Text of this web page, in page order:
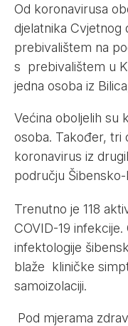
Od koronavirusa
djelatnika Cvjetnog
prebivalištem na
s prebivalištem u
jedna osoba iz
Većina oboljelih su
osoba. Također, tri
koronavirus iz
području
Trenutno je 118
COVID-19
infektologije
blaže kliničke
samoizolaciji.
Pod mjerama